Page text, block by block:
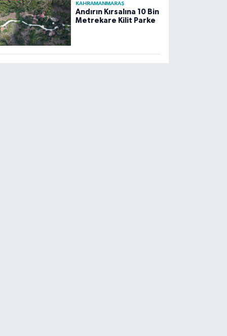
KAHRAMANMARAŞ
Andırın Kırsalına 10 Bin
Metrekare Kilit Parke